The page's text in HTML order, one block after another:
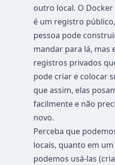
outro local. O
é um registro
pessoa pode
mandar para lá, mas
registros privados
pode criar e colocar
que assim, elas
facilmente e não
novo.
Perceba que
locais, quanto em
podemos usá-las